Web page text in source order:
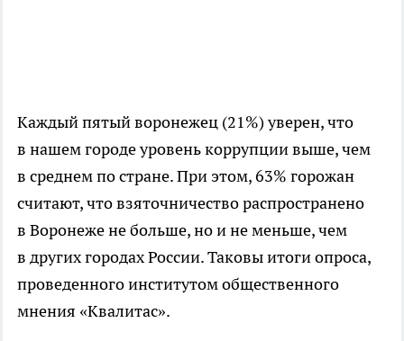
Каждый пятый воронежец (21%) уверен, что
в нашем городе уровень коррупции выше, чем
в среднем по стране. При этом, 63% горожан
считают, что взяточничество распространено
в Воронеже не больше, но и не меньше, чем
в других городах России. Таковы итоги опроса,
проведенного институтом общественного
мнения «Квалитас».